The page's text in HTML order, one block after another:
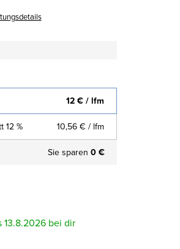
12 € / lfm
12 % 10,56 € / lfm
Sie sparen 0 €
13.8.2026